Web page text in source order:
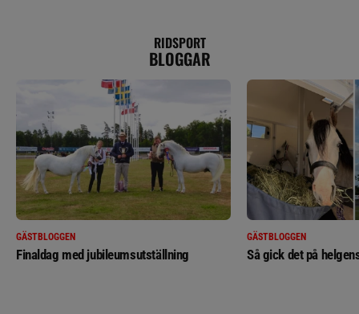
RIDSPORT
BLOGGAR
GÄSTBLOGGEN
Finaldag med jubileumsutställning
GÄSTBLOGGEN
Så gick det på